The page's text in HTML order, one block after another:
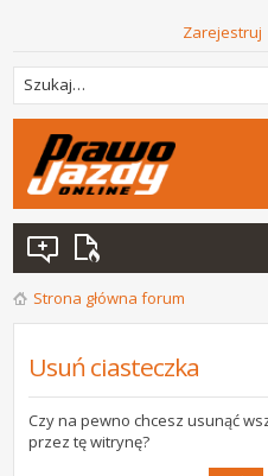
Zarejestruj
Strona główna forum
Usuń ciasteczka
Czy na pewno chcesz usunąć
przez tę witrynę?